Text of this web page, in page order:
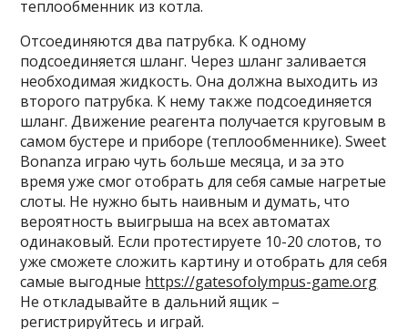
теплообменник из котла.
Отсоединяются два патрубка. К одному
подсоединяется шланг. Через шланг заливается
необходимая жидкость. Она должна выходить из
второго патрубка. К нему также подсоединяется
шланг. Движение реагента получается круговым в
самом бустере и приборе (теплообменнике). Sweet
Bonanza играю чуть больше месяца, и за это
время уже смог отобрать для себя самые нагретые
слоты. Не нужно быть наивным и думать, что
вероятность выигрыша на всех автоматах
одинаковый. Если протестируете 10-20 слотов, то
уже сможете сложить картину и отобрать для себя
самые выгодные https://gatesofolympus-game.org
Не откладывайте в дальний ящик –
регистрируйтесь и играй.